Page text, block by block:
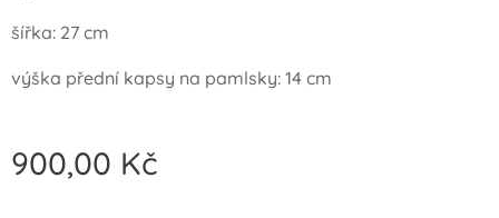
šířka: 27 cm
výška přední kapsy na pamlsky: 14 cm
900,00 Kč